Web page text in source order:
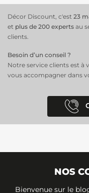
Décor Discount, c'est 23
et plus de 200 experts au
clients.
Besoin d’un conseil ?
Notre service clients est à
vous accompagner dans
NOS
Bienvenue sur le